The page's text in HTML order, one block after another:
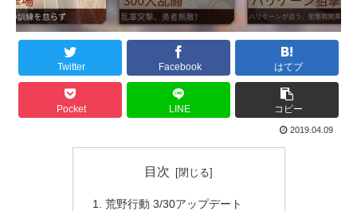
Twitter Facebook はてブ
Pocket LINE コピー
2019.04.09
目次
荒野行動 3/30アップデート